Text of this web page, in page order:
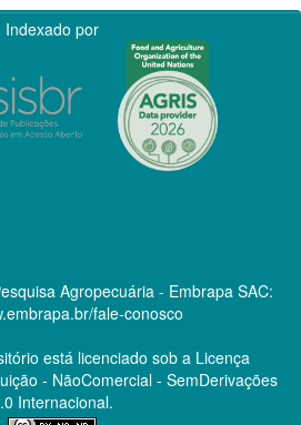
Indexado por
Agropecuária - Embrapa SAC:
fale-conosco
está licenciado sob a Licença
- NãoComercial - SemDerivações
Internacional.